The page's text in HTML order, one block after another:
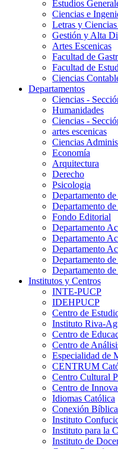
Estudios
Ciencias e
Letras y
Gestión y Alta
Artes Escenicas
Facultad de
Facultad de
Ciencias
Departamentos
Ciencias -
Humanidades
Ciencias -
artes escenicas
Ciencias
Economía
Arquitectura
Derecho
Psicologia
Departamento
Departamento
Fondo Editorial
Departamento
Departamento
Departamento
Departamento
Departamento
Institutos y Centros
INTE-PUCP
IDEHPUCP
Centro de
Instituto Riva-
Centro de
Centro de
Especialidad de
CENTRUM
Centro Cultural
Centro de
Idiomas Católica
Conexión
Instituto
Instituto para la
Instituto de